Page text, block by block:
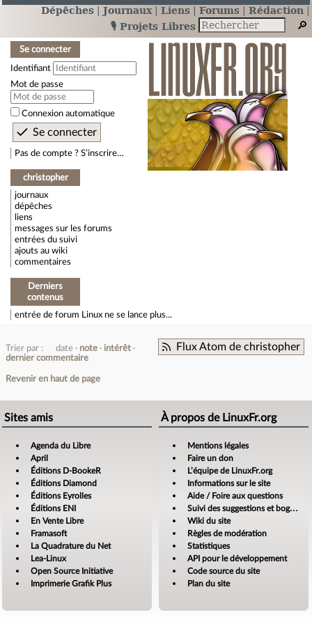
Dépêches Journaux Liens Forums
Rédaction
🎙️ Projets Libres
Se connecter
Identifiant
Mot de passe
Connexion automatique
Pas de compte ? S’inscrire…
christopher
journaux
dépêches
liens
messages sur les forums
entrées du suivi
ajouts au wiki
commentaires
Derniers
contenus
entrée de forum Linux ne se lance plus...
Flux Atom de christopher
Trier par : date note
intérêt
dernier commentaire
Revenir en haut de page
Sites amis
Agenda du Libre
April
Éditions D-BookeR
Éditions Diamond
Éditions Eyrolles
Éditions ENI
En Vente Libre
Framasoft
La Quadrature du Net
Lea-Linux
Open Source Initiative
Imprimerie Grafik Plus
À propos de LinuxFr.org
Mentions légales
Faire un don
L’équipe de LinuxFr.org
Informations sur le site
Aide / Foire aux questions
Suivi des suggestions et bogues
Wiki du site
Règles de modération
Statistiques
API pour le développement
Code source du site
Plan du site